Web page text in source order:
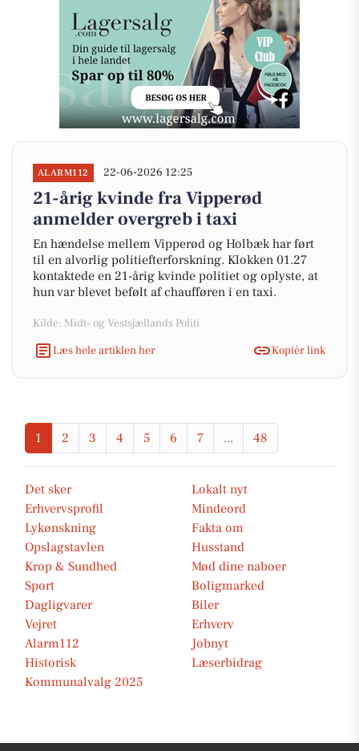
ALARM112 22-06-2026 12:25
21-årig kvinde fra Vipperød
anmelder overgreb i taxi
En hændelse mellem Vipperød og Holbæk har ført
til en alvorlig politiefterforskning. Klokken 01.27
kontaktede en 21-årig kvinde politiet og oplyste, at
hun var blevet befølt af chaufføren i en taxi.
Kilde: Midt- og Vestsjællands Politi
Læs hele artiklen her
Kopiér link
1 2 3 4 5 6 7 ... 48
Det sker
Lokalt nyt
Erhvervsprofil
Mindeord
Lykønskning
Fakta om
Opslagstavlen
Husstand
Krop & Sundhed
Mød dine naboer
Sport
Boligmarked
Dagligvarer
Biler
Vejret
Erhverv
Alarm112
Jobnyt
Historisk
Læserbidrag
Kommunalvalg 2025